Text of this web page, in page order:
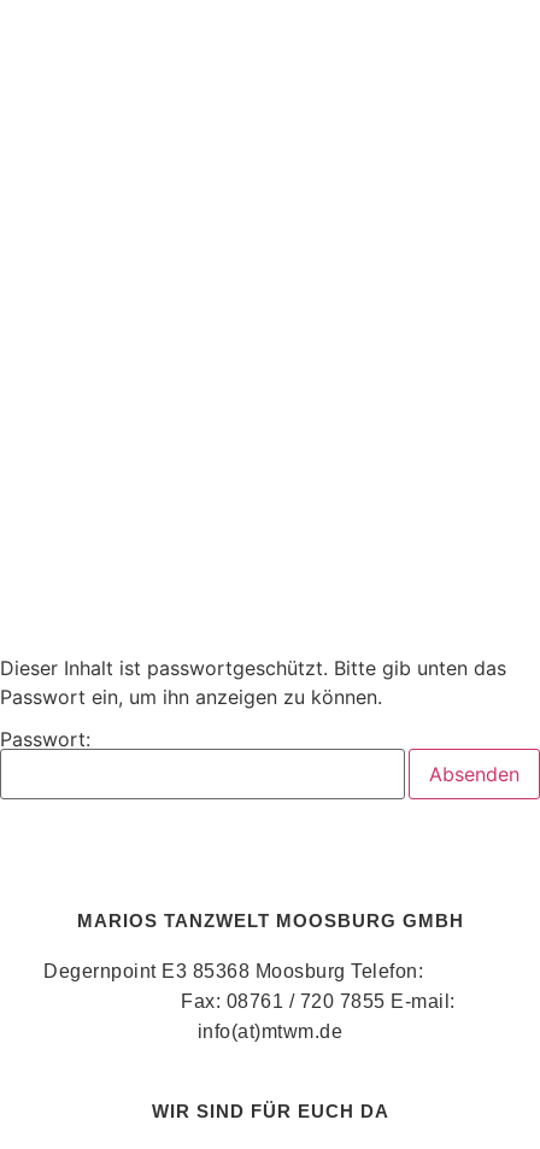
Dieser Inhalt ist passwortgeschützt. Bitte gib unten das
Passwort ein, um ihn anzeigen zu können.
Passwort:
MARIOS TANZWELT MOOSBURG GMBH
Degernpoint E3 85368 Moosburg Telefon:
Fax: 08761 / 720 7855 E-mail:
info(at)mtwm.de
WIR SIND FÜR EUCH DA